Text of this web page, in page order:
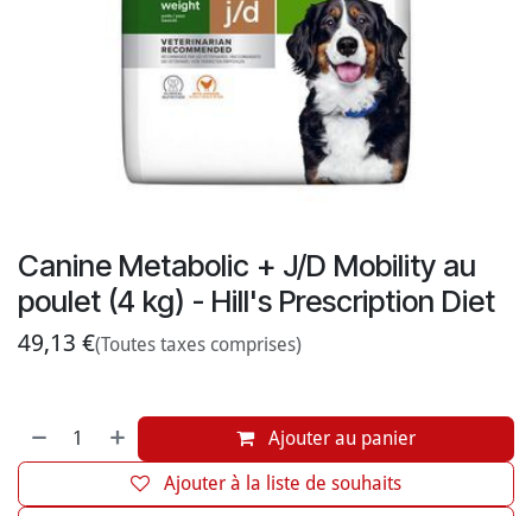
Canine Metabolic + J/D Mobility au
poulet (4 kg) - Hill's Prescription Diet
49,13 €(Toutes taxes comprises)
Ajouter au panier
Ajouter à la liste de souhaits